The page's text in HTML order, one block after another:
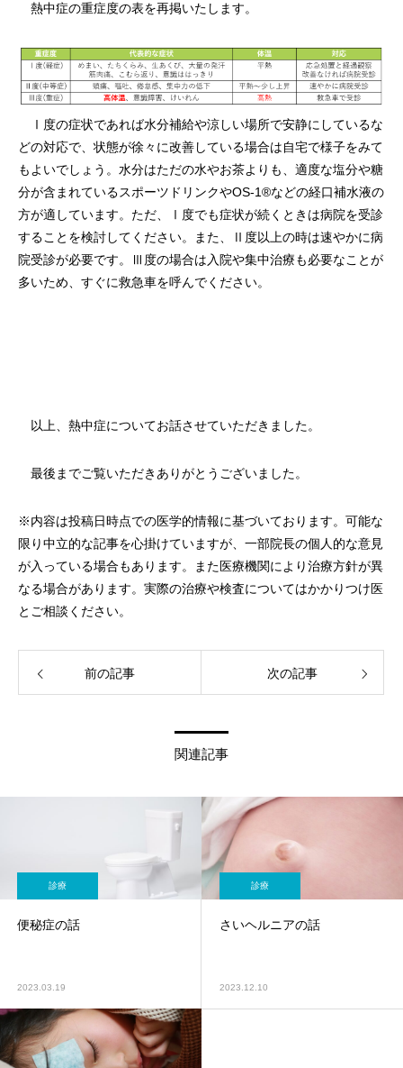
熱中症の重症度の表を再掲いたします。
Ⅰ度の症状であれば水分補給や涼しい場所で安静にしているな
どの対応で、状態が徐々に改善している場合は自宅で様子をみて
もよいでしょう。水分はただの水やお茶よりも、適度な塩分や糖
分が含まれているスポーツドリンクやOS-1®などの経口補水液の
方が適しています。ただ、Ⅰ度でも症状が続くときは病院を受診
することを検討してください。また、Ⅱ度以上の時は速やかに病
院受診が必要です。Ⅲ度の場合は入院や集中治療も必要なことが
多いため、すぐに救急車を呼んでください。
以上、熱中症についてお話させていただきました。
最後までご覧いただきありがとうございました。
※内容は投稿日時点での医学的情報に基づいております。可能な
限り中立的な記事を心掛けていますが、一部院長の個人的な意見
が入っている場合もあります。また医療機関により治療方針が異
なる場合があります。実際の治療や検査についてはかかりつけ医
とご相談ください。
前の記事 次の記事
関連記事
診療
便秘症の話
2023.03.19
診療
さいヘルニアの話
2023.12.10